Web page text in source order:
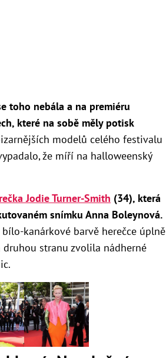
toho nebála a na premiéru
které na sobě měly potisk
modelů celého festivalu
že míří na halloweenský
Jodie Turner-Smith (34), která
snímku Anna Boleynová.
kanárkové barvě herečce úplně
druhou stranu zvolila nádherné